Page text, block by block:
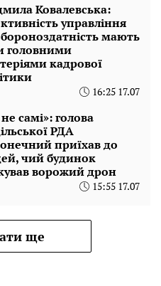
Ковалевська:
управління
мають
головними
кадрової
16:25 17.07
самі»: голова
РДА
приїхав до
чий будинок
ворожий дрон
15:55 17.07
ще